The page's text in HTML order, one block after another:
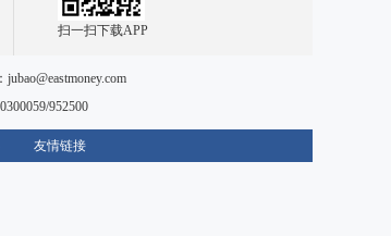
扫一扫下载APP
jubao@eastmoney.com
952500
友情链接